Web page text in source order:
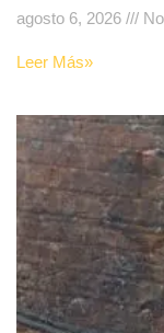
agosto 6, 2026
Leer Más»